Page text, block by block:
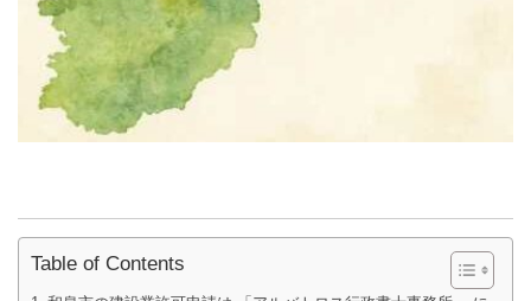
Table of Contents